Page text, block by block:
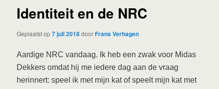
Identiteit en de NRC
Geplaatst op7 juli 2018doorFrans Verhagen
Aardige NRC vandaag. Ik heb een zwak voor Midas
Dekkers omdat hij me iedere dag aan de vraag
herinnert: speel ik met mijn kat of speelt mijn kat met